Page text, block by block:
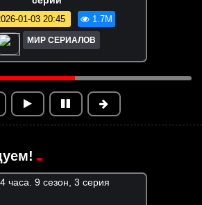
01-03 20:45 1.7M
МИР СЕРИАЛОВ